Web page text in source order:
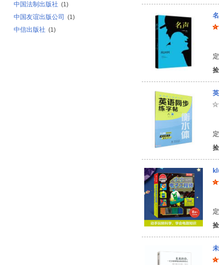
中国法制出版社 (1)
中国友谊出版公司 (1)
中信出版社 (1)